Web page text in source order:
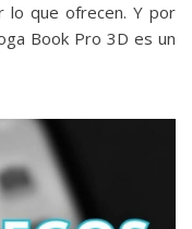
lo que ofrecen. Y por
Book Pro 3D es un